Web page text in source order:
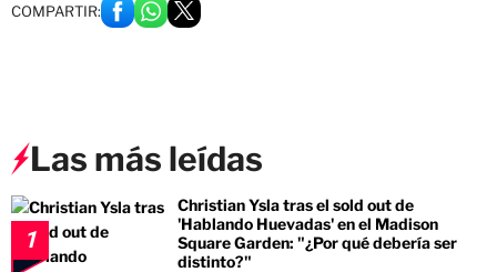
COMPARTIR:
Las más leídas
1
Christian Ysla tras el sold out de
'Hablando Huevadas' en el Madison
Square Garden: "¿Por qué debería ser
distinto?"